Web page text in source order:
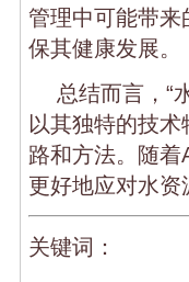
管理中可能带来
保其健康发展。
总结而言，“
以其独特的技
路和方法。随
更好地应对水
关键词：